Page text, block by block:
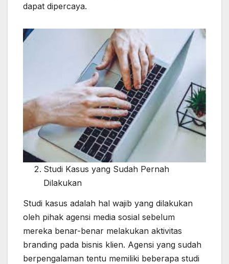
dapat dipercaya.
Studi Kasus yang Sudah Pernah
Dilakukan
Studi kasus adalah hal wajib yang dilakukan
oleh pihak agensi media sosial sebelum
mereka benar-benar melakukan aktivitas
branding pada bisnis klien. Agensi yang sudah
berpengalaman tentu memiliki beberapa studi